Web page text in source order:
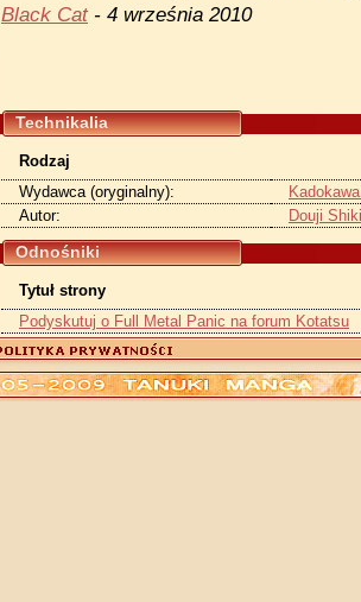
Black Cat- 4 września 2010
Technikalia
Rodzaj
Wydawca (oryginalny):
Autor:
Douji Shiki
Odnośniki
Tytuł strony
Podyskutuj o Full Metal Panic na forum Kotatsu